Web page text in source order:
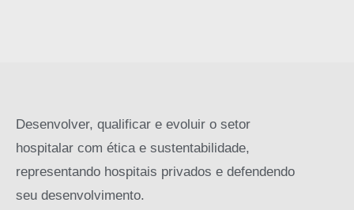
Desenvolver, qualificar e evoluir o setor
hospitalar com ética e sustentabilidade,
representando hospitais privados e defendendo
seu desenvolvimento.